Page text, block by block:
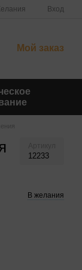
Вход
Мой заказ
12233
В желания